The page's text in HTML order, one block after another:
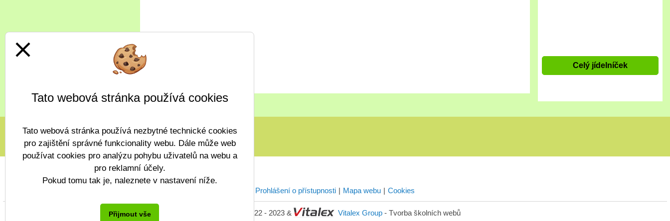
Celý jídelníček
Prohlášení o přístupnosti Mapa webu Cookies
Copyright © 2022 - 2023 & Vitalex Group - Tvorba školních webů
close
Tato webová stránka používá cookies
Tato webová stránka používá nezbytné technické cookies
pro zajištění správné funkcionality webu. Dále může web
používat cookies pro analýzu pohybu uživatelů na webu a
pro reklamní účely.
Pokud tomu tak je, naleznete v nastavení níže.
Přijmout vše